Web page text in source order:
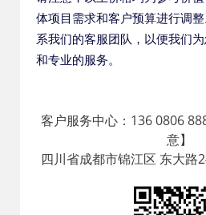
体项目需求和客户预算进行调
系我们的客服团队，以便我们
和专业的服务。
客户服务中心：136 0806
意】
四川省成都市锦江区 东大路